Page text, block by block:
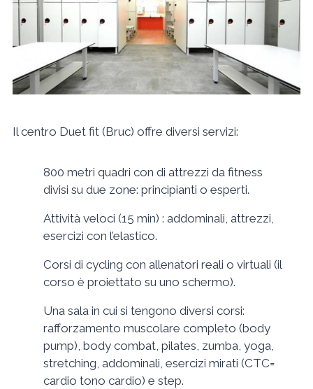
Il centro Duet fit (Bruc) offre diversi servizi:
800 metri quadri con di attrezzi da fitness
divisi su due zone: principianti o esperti.
Attività veloci (15 min) : addominali, attrezzi,
esercizi con l’elastico.
Corsi di cycling con allenatori reali o virtuali (il
corso è proiettato su uno schermo).
Una sala in cui si tengono diversi corsi:
rafforzamento muscolare completo (body
pump), body combat, pilates, zumba, yoga,
stretching, addominali, esercizi mirati (CTC=
cardio tono cardio) e step.